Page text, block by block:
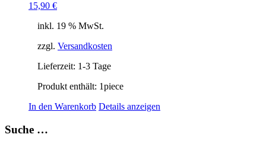
15,90 €
inkl. 19 % MwSt.
zzgl. Versandkosten
Lieferzeit: 1-3 Tage
Produkt enthält: 1piece
In den Warenkorb Details anzeigen
Suche …